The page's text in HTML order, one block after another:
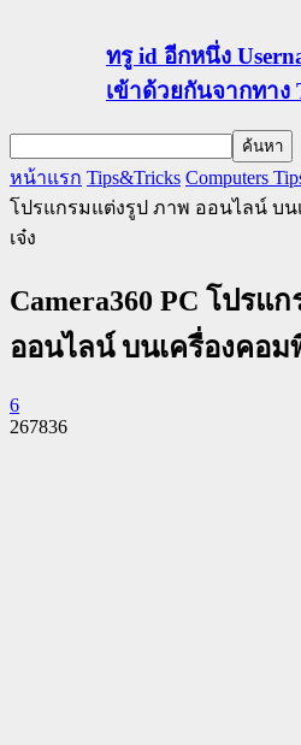
ทรู id อีกหนึ่ง
เข้าด้วยกันจากทาง
หน้าแรก Tips&Tricks Computers
โปรแกรมแต่งรูป ภาพ ออนไลน์ บน
เจ๋ง
Camera360 PC โปรแ
ออนไลน์ บนเครื่องคอม
6
267836